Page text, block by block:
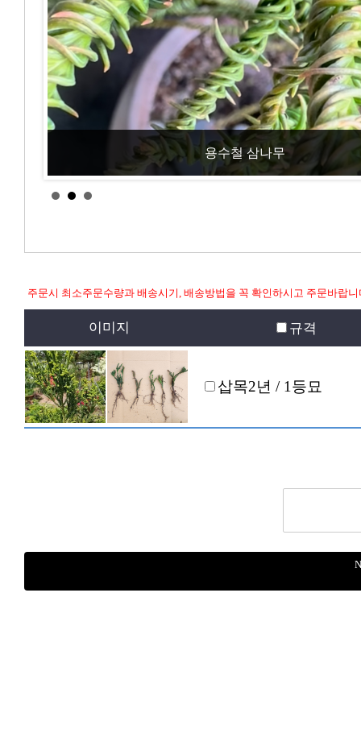
용수철 삼나무
주문시 최소주문수량과 배송시기, 배송방법을 꼭 확인하시고 주문바랍니
이미지 규격
삽목2년 / 1등묘